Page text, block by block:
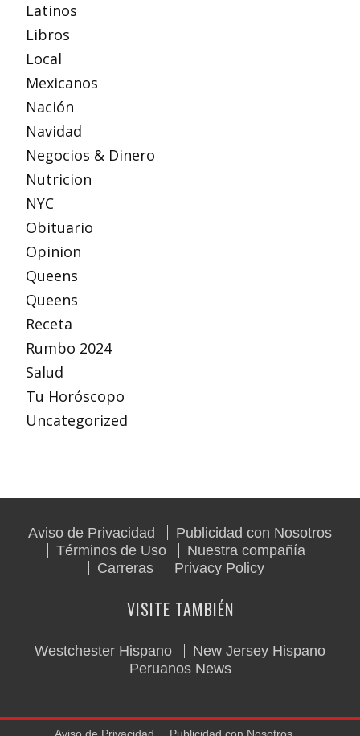
Latinos
Libros
Local
Mexicanos
Nación
Navidad
Negocios & Dinero
Nutricion
NYC
Obituario
Opinion
Queens
Queens
Receta
Rumbo 2024
Salud
Tu Horóscopo
Uncategorized
Aviso de Privacidad
Publicidad con Nosotros
Términos de Uso
Nuestra compañía
Carreras
Privacy Policy
VISITE TAMBIÉN
Westchester Hispano
New Jersey Hispano
Peruanos News